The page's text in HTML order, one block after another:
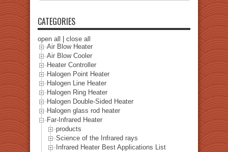
CATEGORIES
open all | close all
Air Blow Heater
Air Blow Cooler
Heater Controller
Halogen Point Heater
Halogen Line Heater
Halogen Ring Heater
Halogen Double-Sided Heater
Halogen glass rod heater
Far-Infrared Heater
products
Science of the Infrared rays
Infrared Heater Best Applications List